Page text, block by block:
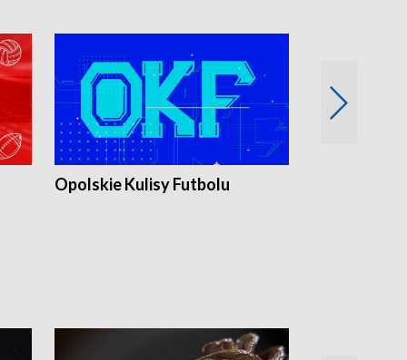
Opolskie Kulisy Futbolu